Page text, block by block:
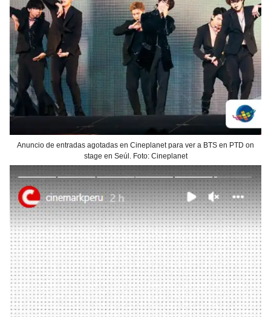
Anuncio de entradas agotadas en Cineplanet para ver a BTS en PTD on
stage en Seúl. Foto: Cineplanet